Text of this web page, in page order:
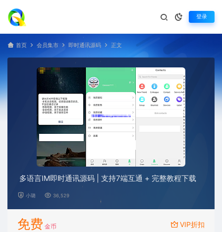
登录
首页 会员集市 即时通讯源码 正文
多语言IM即时通讯源码 | 支持7端互通 + 完整教程下载
小璐 36,529
免费 金币 VIP折扣